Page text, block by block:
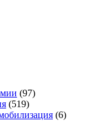
(97)
(519)
(6)